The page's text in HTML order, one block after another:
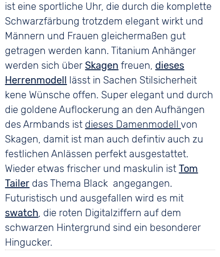
ist eine sportliche Uhr, die durch die komplette
Schwarzfärbung trotzdem elegant wirkt und
Männern und Frauen gleichermaßen gut
getragen werden kann. Titanium Anhänger
werden sich über Skagen freuen, dieses
Herrenmodell lässt in Sachen Stilsicherheit
kene Wünsche offen. Super elegant und durch
die goldene Auflockerung an den Aufhängen
des Armbands ist dieses Damenmodellvon
Skagen, damit ist man auch defintiv auch zu
festlichen Anlässen perfekt ausgestattet.
Wieder etwas frischer und maskulin istTom
Tailer das Thema Black angegangen.
Futuristisch und ausgefallen wird es mit
swatch, die roten Digitalziffern auf dem
schwarzen Hintergrund sind ein besonderer
Hingucker.